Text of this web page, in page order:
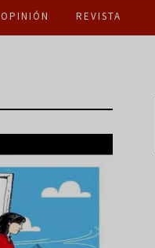
OPINIÓN REVISTA